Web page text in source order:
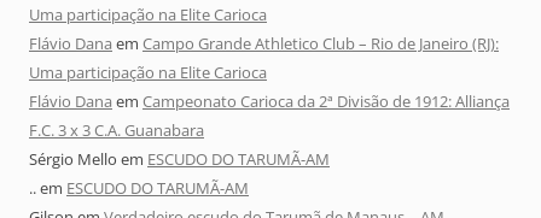
Uma participação na Elite Carioca
Flávio Dana em Campo Grande Athletico Club – Rio de Janeiro (RJ):
Uma participação na Elite Carioca
Flávio Dana em Campeonato Carioca da 2ª Divisão de 1912: Alliança
F.C. 3 x 3 C.A. Guanabara
Sérgio Mello em ESCUDO DO TARUMÃ-AM
..em ESCUDO DO TARUMÃ-AM